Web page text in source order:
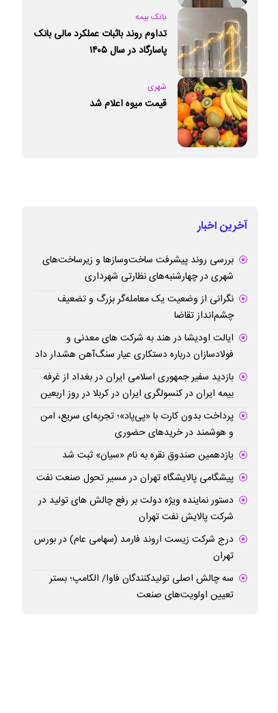
یونسکو شد
بانک بیمه
تداوم روند باثبات عملکرد مالی بانک
پاسارگاد در سال ۱۴۰۵
شهری
قیمت میوه اعلام شد
آخرین اخبار
بررسی روند پیشرفت ساخت‌وسازها و زیرساخت‌های
شهری در چهارشنبه‌های نظارتی شهرداری
نگرانی از وضعیت یک معامله‌گر بزرگ و تضعیف
چشم‌انداز تقاضا
ایالت اودیشا در هند به شرکت های معدنی و
فولادسازان درباره دستکاری عیار سنگ‌آهن هشدار داد
بازدید سفیر جمهوری اسلامی ایران در بغداد از غرفه
بیمه ایران در کنسولگری ایران در کربلا در روز اربعین
پرداخت بدون کارت با «پی‌پاد»؛ تجربه‌ای سریع، امن
و هوشمند در خریدهای حضوری
یازدهمین صندوق نقره به نام «سیان» ثبت شد
پیشگامی پالایشگاه تهران در مسیر تحول صنعت نفت
دستور نماینده ویژه دولت بر رفع چالش های تولید در
شرکت پالایش نفت تهران
درج شرکت زیست اروند فارمد (سهامی عام) در بورس
تهران
سه چالش اصلی تولیدکنندگان فاوا/ الکامپ؛ بستر
تعیین اولویت‌های صنعت